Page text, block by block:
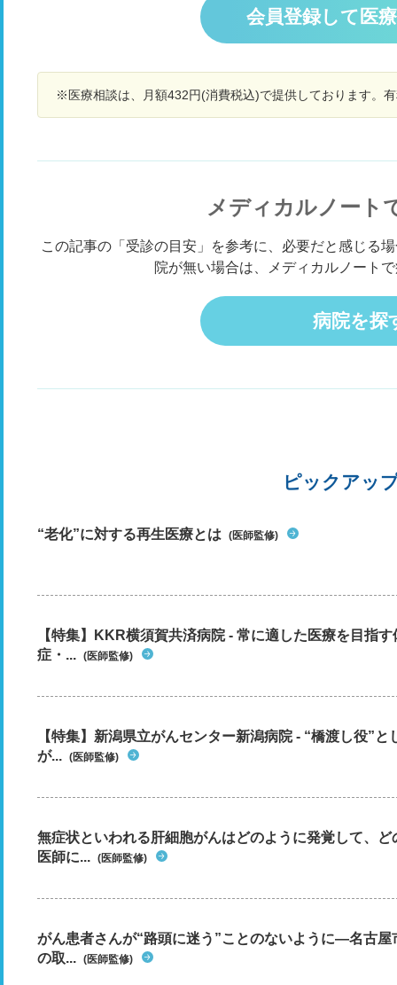
運動しようとジムに行きました。 その翌日の夜、
急に3分程度の痺れが起き、痺れが酷く肩を動か
すことができず、横になりました。一過性のもの
ず、相談させて頂きます
会員登録して医
※医療相談は、月額432円(消費税込)で提供しております。
メディカルノート
この記事の「受診の目安」を参考に、必要だと感じる
院が無い場合は、メディカルノート
病院を探
ピックアッ
“老化”に対する再生医療とは (医師監修)
【特集】KKR横須賀共済病院 - 常に適した医療を目指
症・... (医師監修)
【特集】新潟県立がんセンター新潟病院 - “橋渡し役”
が... (医師監修)
無症状といわれる肝細胞がんはどのように発覚して、
医師に... (医師監修)
がん患者さんが“路頭に迷う”ことのないように―名古
の取... (医師監修)